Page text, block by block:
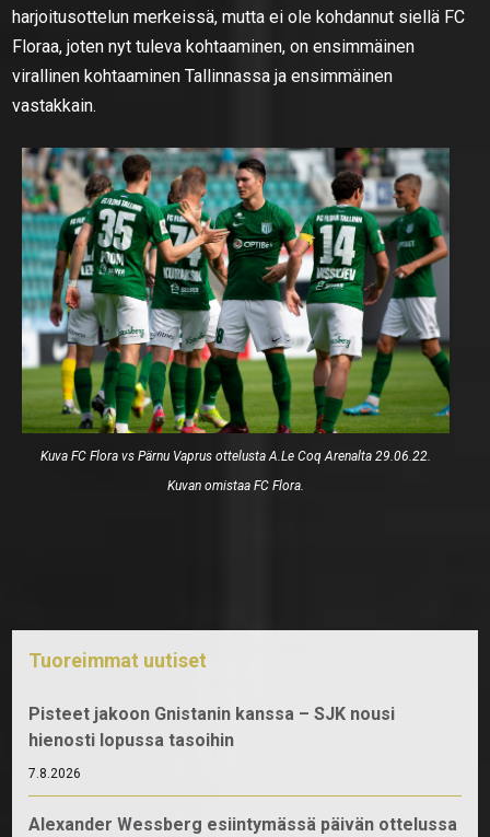
harjoitusottelun merkeissä, mutta ei ole kohdannut siellä FC
Floraa, joten nyt tuleva kohtaaminen, on ensimmäinen
virallinen kohtaaminen Tallinnassa ja ensimmäinen
vastakkain.
Kuva FC Flora vs Pärnu Vaprus ottelusta A.Le Coq Arenalta 29.06.22.
Kuvan omistaa FC Flora.
Tuoreimmat uutiset
Pisteet jakoon Gnistanin kanssa – SJK nousi
hienosti lopussa tasoihin
7.8.2026
Alexander Wessberg esiintymässä päivän ottelussa